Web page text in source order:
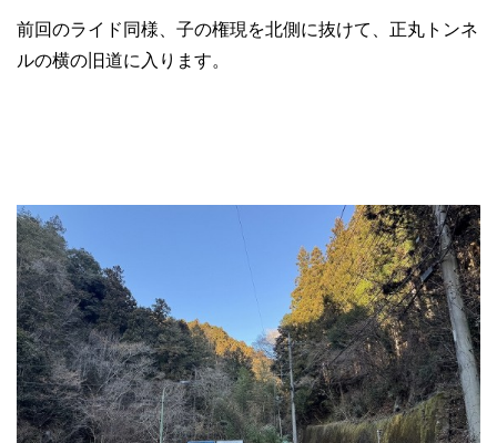
前回のライド同様、子の権現を北側に抜けて、正丸トンネ
ルの横の旧道に入ります。